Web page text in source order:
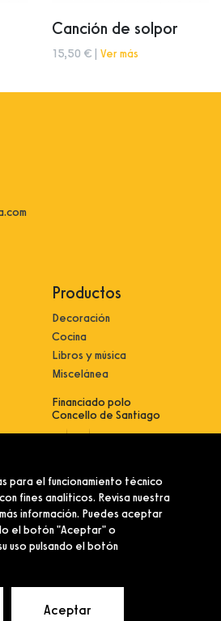
Canción de solpor
15,50 € | Ver más
Productos
Decoración
Cocina
Libros y música
Miscelánea
Financiado polo
Concello de Santiago
para el funcionamiento técnico
fines analíticos. Revisa nuestra
información. Puedes aceptar
el botón "Aceptar" o
uso pulsando el botón
Aceptar